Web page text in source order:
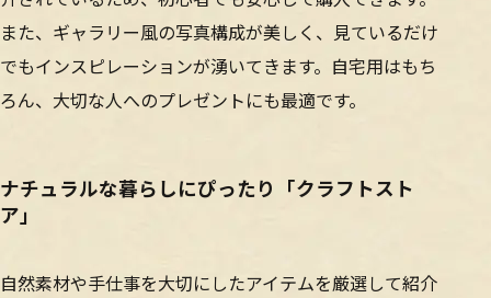
また、ギャラリー風の写真構成が美しく、見ているだけ
でもインスピレーションが湧いてきます。自宅用はもち
ろん、大切な人へのプレゼントにも最適です。
ナチュラルな暮らしにぴったり「クラフトスト
ア」
自然素材や手仕事を大切にしたアイテムを厳選して紹介